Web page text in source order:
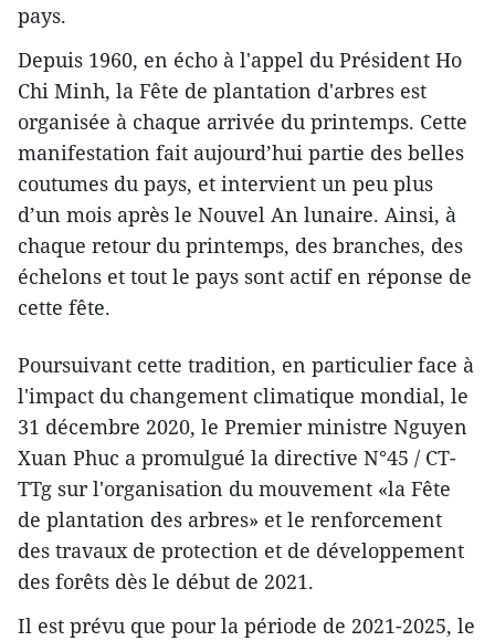
pays.
Depuis 1960, en écho à l'appel du Président Ho
Chi Minh, la Fête de plantation d'arbres est
organisée à chaque arrivée du printemps. Cette
manifestation fait aujourd’hui partie des belles
coutumes du pays, et intervient un peu plus
d’un mois après le Nouvel An lunaire. Ainsi, à
chaque retour du printemps, des branches, des
échelons et tout le pays sont actif en réponse de
cette fête.
Poursuivant cette tradition, en particulier face à
l'impact du changement climatique mondial, le
31 décembre 2020, le Premier ministre Nguyen
Xuan Phuc a promulgué la directive N°45 / CT-
TTg sur l'organisation du mouvement «la Fête
de plantation des arbres» et le renforcement
des travaux de protection et de développement
des forêts dès le début de 2021.
Il est prévu que pour la période de 2021-2025, le